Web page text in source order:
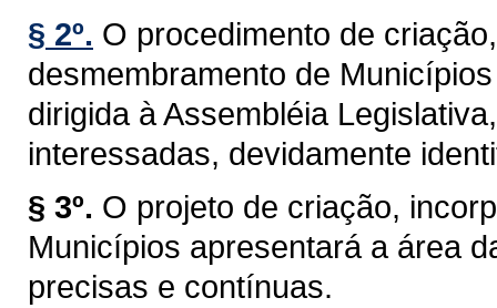
§ 2º. O procedimento de
desmembramento de
dirigida à Assembléia
interessadas, devidamente
§ 3º. O projeto de criação,
Municípios apresentará a área
precisas e contínuas.